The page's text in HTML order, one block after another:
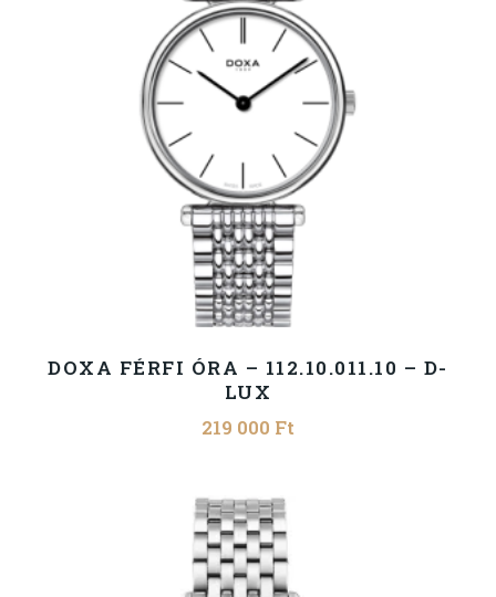
DOXA FÉRFI ÓRA – 112.10.011.10 – D-
LUX
219 000 Ft